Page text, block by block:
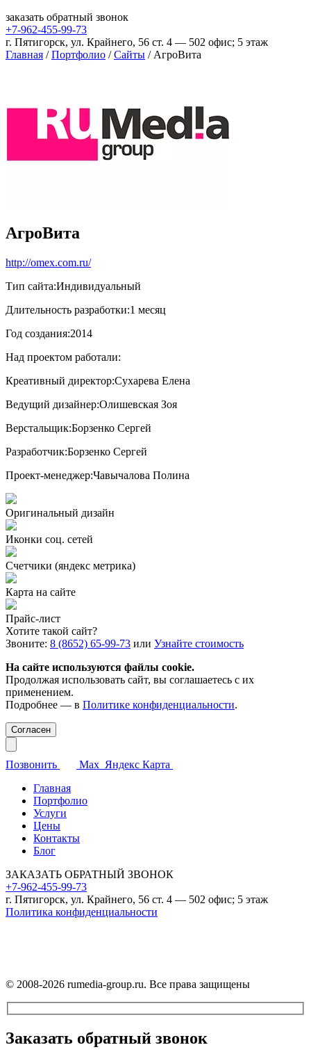
заказать обратный звонок
+7-962-455-99-73
г. Пятигорск, ул. Крайнего, 56 ст. 4 — 502 офис; 5 этаж
Главная / Портфолио / Сайты / АгроВита
АгроВита
http://omex.com.ru/
Тип сайта:Индивидуальный
Длительность разработки:1 месяц
Год создания:2014
Над проектом работали:
Креативный директор:Сухарева Елена
Ведущий дизайнер:Олишевская Зоя
Верстальщик:Борзенко Сергей
Разработчик:Борзенко Сергей
Проект-менеджер:Чавычалова Полина
Оригинальный дизайн
Иконки соц. сетей
Счетчики (яндекс метрика)
Карта на сайте
Прайс-лист
Хотите такой сайт?
Звоните: 8 (8652) 65-99-73 или Узнайте стоимость
На сайте используются файлы cookie.
Продолжая использовать сайт, вы соглашаетесь с их
применением.
Подробнее — в Политике конфиденциальности.
Согласен
Позвонить Max Яндекс Карта
Главная
Портфолио
Услуги
Цены
Контакты
Блог
ЗАКАЗАТЬ ОБРАТНЫЙ ЗВОНОК
+7-962-455-99-73
г. Пятигорск, ул. Крайнего, 56 ст. 4 — 502 офис; 5 этаж
Политика конфиденциальности
© 2008-2026 rumedia-group.ru. Все права защищены
Прокрутка
Заказать обратный звонок